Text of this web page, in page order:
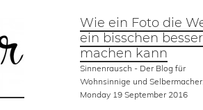
Wie ein Foto die
ein bisschen besser
machen kann
Sinnenrausch - Der Blog für
Wohnsinnige und
Monday 19 September 2016